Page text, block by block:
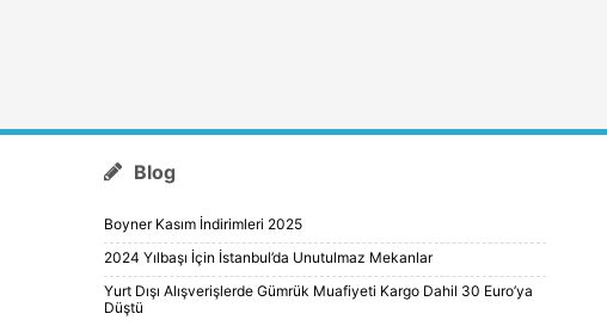
Blog
Boyner Kasım İndirimleri 2025
2024 Yılbaşı İçin İstanbul’da Unutulmaz Mekanlar
Yurt Dışı Alışverişlerde Gümrük Muafiyeti Kargo Dahil 30 Euro’ya
Düştü